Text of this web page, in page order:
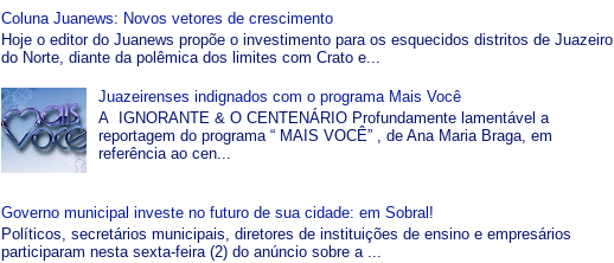
Coluna Juanews: Novos vetores de crescimento
Hoje o editor do Juanews propõe o investimento para os esquecidos distritos de Juazeiro
do Norte, diante da polêmica dos limites com Crato e...
Juazeirenses indignados com o programa Mais Você
A IGNORANTE & O CENTENÁRIO Profundamente lamentável a
reportagem do programa “ MAIS VOCÊ” , de Ana Maria Braga, em
referência ao cen...
Governo municipal investe no futuro de sua cidade: em Sobral!
Políticos, secretários municipais, diretores de instituições de ensino e empresários
participaram nesta sexta-feira (2) do anúncio sobre a ...